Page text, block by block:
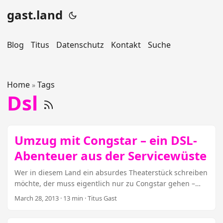
gast.land
Blog Titus Datenschutz Kontakt Suche
Home » Tags
Dsl
Umzug mit Congstar – ein DSL-
Abenteuer aus der Servicewüste
Wer in diesem Land ein absurdes Theaterstück schreiben
möchte, der muss eigentlich nur zu Congstar gehen –
schon früher hatten die Telekom-Discount-Tochter und
March 28, 2013 · 13 min · Titus Gast